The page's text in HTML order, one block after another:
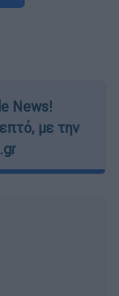
News!
με την